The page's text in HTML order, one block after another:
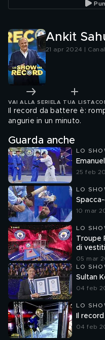
Ankit
21 apr 2024 |
VAI ALLA SERIE LA TUA LISTA
Il record da battere è:
angurie in un minuto.
Guarda anche
LO
25 feb
LO
10 mar
LO
Troupe
di vestiti
05 mar
LO
Sultan
04 feb
LO
Il
04 feb